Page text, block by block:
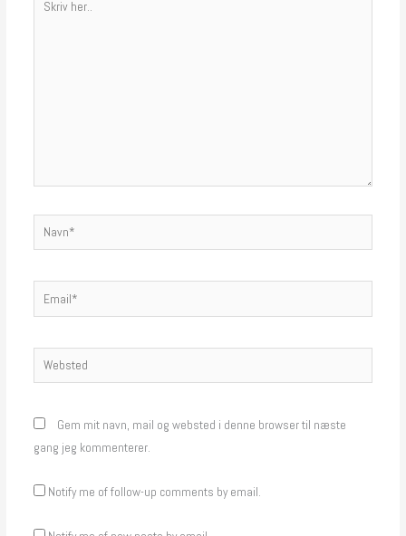
Navn*
Email*
Websted
Gem mit navn, mail og websted i denne browser til næste
gang jeg kommenterer.
Notify me of follow-up comments by email.